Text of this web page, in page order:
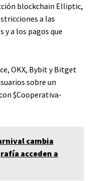
blockchain Elliptic,
a las
y a los pagos que
OKX, Bybit y Bitget
sobre un
$Cooperativa-
cambia
acceden a